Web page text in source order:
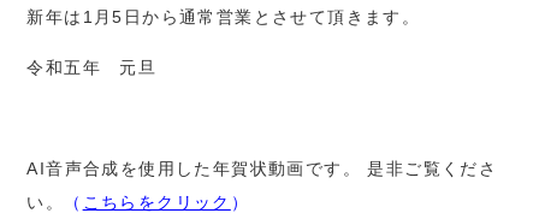
新年は1月5日から通常営業とさせて頂きます。
令和五年 元旦
AI音声合成を使用した年賀状動画です。
是非ご覧くださ
い。
（ こちらをクリック ）